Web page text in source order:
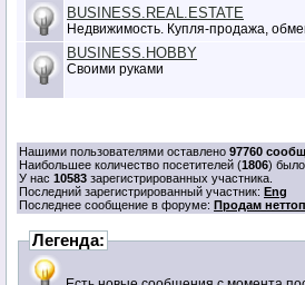
BUSINESS.REAL.ESTATE
Недвижимость. Купля-продажа,
BUSINESS.HOBBY
Своими руками
Нашими пользователями оставлено 97760
Наибольшее количество посетителей (1806)
У нас 10583 зарегистрированных участника.
Последний зарегистрированный участник: Eng
Последнее сообщение в форуме: Продам
Легенда: